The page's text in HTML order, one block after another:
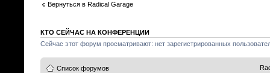
Вернуться в Radical Garage
КТО СЕЙЧАС НА КОНФЕРЕНЦИИ
Сейчас этот форум просматривают: нет зарегистрированных
Список форумов